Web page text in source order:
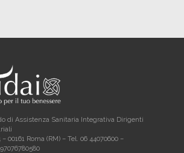
di Assistenza Sanitaria Integrativa Dirigenti
00161 Roma (RM) – Tel. 06 44070600 –